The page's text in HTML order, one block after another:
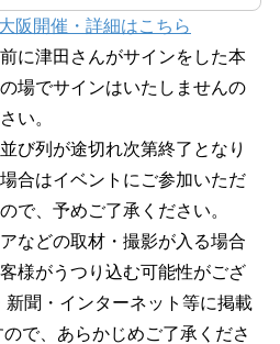
阪開催・詳細はこちら
に津田さんがサインをした本
場でサインはいたしませんの
い。
び列が途切れ次第終了となり
合はイベントにご参加いただ
で、予めご了承ください。
などの取材・撮影が入る場合
様がうつり込む可能性がござ
聞・インターネット等に掲載
で、あらかじめご了承くださ